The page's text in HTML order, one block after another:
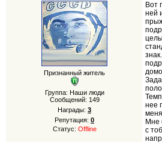
Признанный житель
Группа: Наши люди
Сообщений: 149
Награды: 3
Репутация: 0
Статус: Offline
Вот
ней
нее
Мне
с